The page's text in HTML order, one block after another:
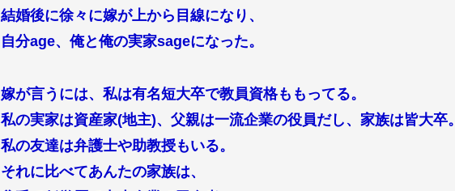
結婚後に徐々に嫁が上から目線になり、
自分age、俺と俺の実家sageになった。
嫁が言うには、私は有名短大卒で教員資格ももってる。
私の実家は資産家(地主)、父親は一流企業の役員だし、家族は皆大卒。
私の友達は弁護士や助教授もいる。
それに比べてあんたの家族は、